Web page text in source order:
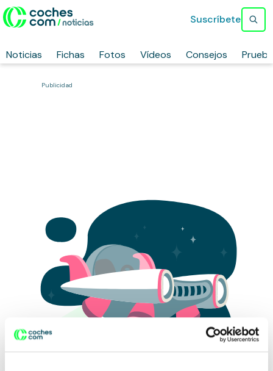
Noticias Fichas Fotos Vídeos Consejos
Suscríbete
Publicidad